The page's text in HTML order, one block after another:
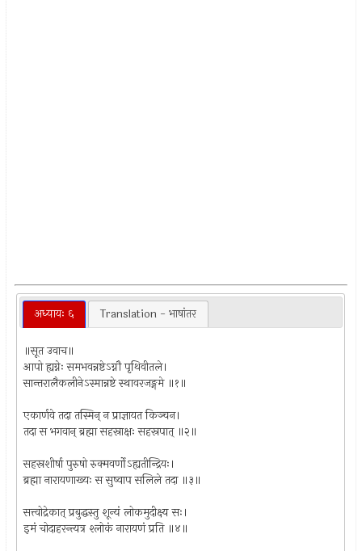
अध्यायः ६ Translation - भाषांतर
॥सूत उवाच॥
आपो ह्यग्नेः समभवन्नष्टेऽग्नौ पृथिवीतले।
सान्तरालैकलीनेऽस्मान्नष्टे स्थावरजङ्गमे ॥१॥
एकार्णवे तदा तस्मिन् न प्राज्ञायत किञ्चन।
तदा स भगवान् ब्रह्मा सहस्राक्षः सहस्रपात् ॥२॥
सहस्रशीर्षा पुरुषो रुक्मवर्णोऽह्यतीन्द्रियः।
ब्रह्मा नारायणाख्यः स सुष्वाप सलिले तदा ॥३॥
सत्त्वोद्रेकात् प्रबुद्धस्तु शून्यं लोकमुदीक्ष्य सः।
इमं चोदाहरन्त्यत्र श्लोकं नारायणं प्रति ॥४॥